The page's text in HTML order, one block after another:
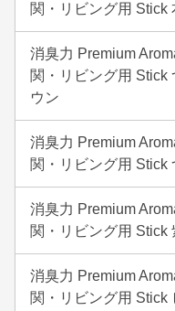
関・リビング用 Stick
消臭力 Premium
関・リビング用
ウン
消臭力 Premium
関・リビング用
消臭力 Premium
関・リビング用 Stick
消臭力 Premium
関・リビング用 Stick